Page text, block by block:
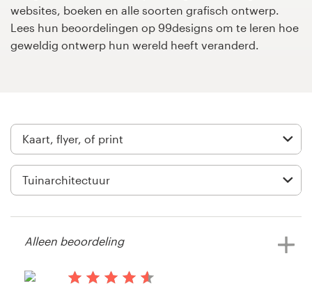
websites, boeken en alle soorten grafisch ontwerp.
Lees hun beoordelingen op 99designs om te leren hoe
geweldig ontwerp hun wereld heeft veranderd.
Alleen beoordeling
Ontvang
een
ontwerp
Webdesign
Merkgids
Blader door alle categorieën
Klantenservice